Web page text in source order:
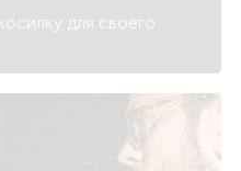
для своего